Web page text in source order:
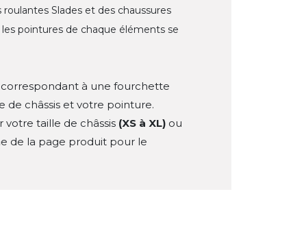
roulantes Slades et des chaussures
pointures de chaque éléments se
à une fourchette
de châssis et votre pointure.
taille de châssis (XS à XL) ou
de la page produit pour le